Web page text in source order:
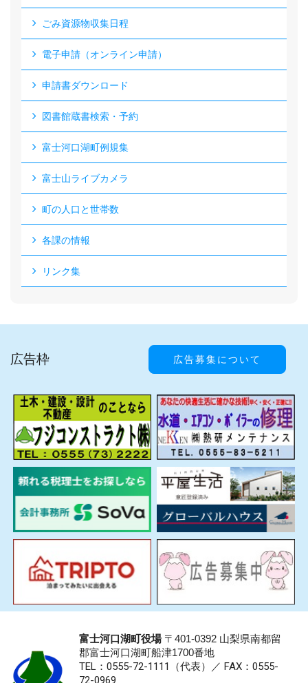
ごみ資源物収集日程
電子申請（オンライン申請）
申請書ダウンロード
図書館蔵書検索・予約
富士河口湖町例規集
富士山ライブカメラ
町の人口と世帯数
各課の情報
リンク集
広告枠 広告募集について
富士河口湖町役場〒401-0392 山梨県南都留
郡富士河口湖町船津1700番地
TEL：0555-72-1111 （代表）／ FAX：0555-
72-0969